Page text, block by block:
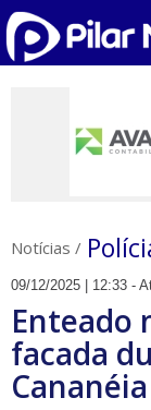
Notícias /
09/12/2025 | 12:33 -
Enteado
facada
Cananéia